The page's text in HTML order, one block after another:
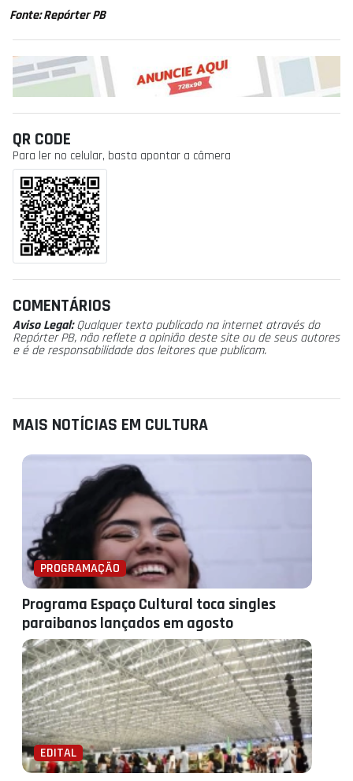
Fonte: Repórter PB
QR CODE
Para ler no celular, basta apontar a câmera
COMENTÁRIOS
Aviso Legal:Qualquer texto publicado na internet através do
Repórter PB, não reflete a opinião deste site ou de seus autores
e é de responsabilidade dos leitores que publicam.
MAIS NOTÍCIAS EM CULTURA
PROGRAMAÇÃO
Programa Espaço Cultural toca singles
paraibanos lançados em agosto
EDITAL